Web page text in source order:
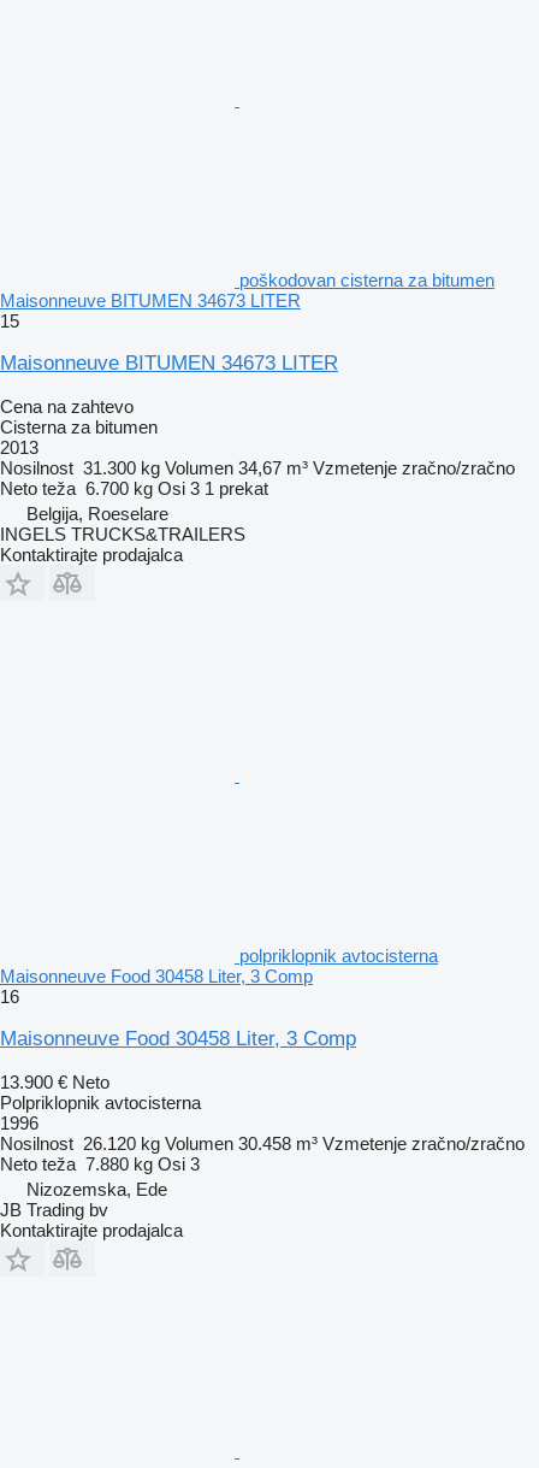
poškodovan cisterna za bitumen
Maisonneuve BITUMEN 34673 LITER
15
Maisonneuve BITUMEN 34673 LITER
Cena na zahtevo
Cisterna za bitumen
2013
Nosilnost 31.300 kg Volumen 34,67 m³ Vzmetenje zračno/zračno
Neto teža 6.700 kg Osi 3 1 prekat
Belgija, Roeselare
INGELS TRUCKS&TRAILERS
Kontaktirajte prodajalca
polpriklopnik avtocisterna
Maisonneuve Food 30458 Liter, 3 Comp
16
Maisonneuve Food 30458 Liter, 3 Comp
13.900 € Neto
Polpriklopnik avtocisterna
1996
Nosilnost 26.120 kg Volumen 30.458 m³ Vzmetenje zračno/zračno
Neto teža 7.880 kg Osi 3
Nizozemska, Ede
JB Trading bv
Kontaktirajte prodajalca